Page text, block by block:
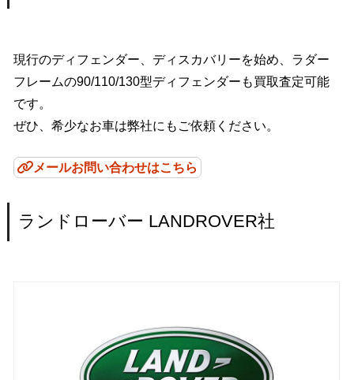
現行のディフェンダー、ディスカバリーを始め、ラダー
フレームの90/110/130型ディフェンダーも買取査定可能
です。
ぜひ、希少なお車は弊社にもご依頼ください。
メールお問い合わせはこちら
ランドローバー LANDROVER社